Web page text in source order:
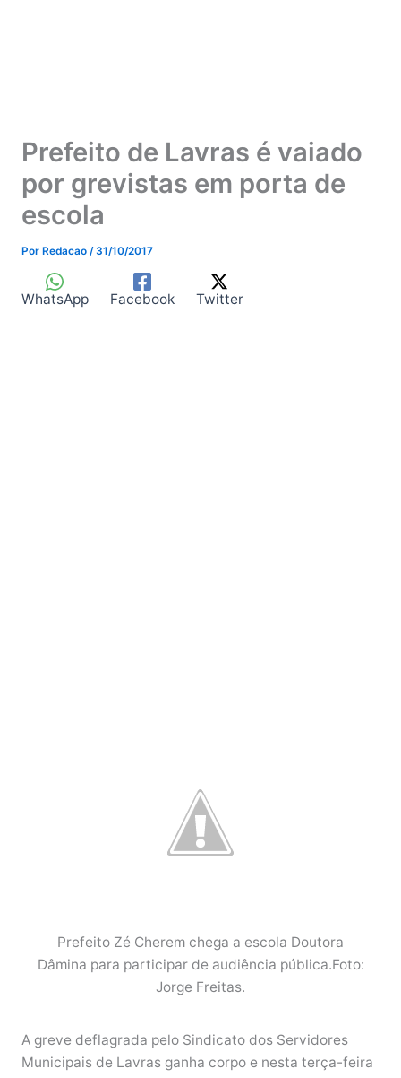
Prefeito de Lavras é vaiado
por grevistas em porta de
escola
Por Redacao /31/10/2017
WhatsApp Facebook Twitter
Prefeito Zé Cherem chega a escola Doutora
Dâmina para participar de audiência pública.Foto:
Jorge Freitas.
A greve deflagrada pelo Sindicato dos Servidores
Municipais de Lavras ganha corpo e nesta terça-feira